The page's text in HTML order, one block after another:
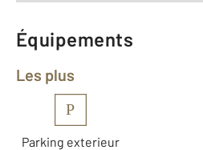
Équipements
Les plus
P
Parking exterieur